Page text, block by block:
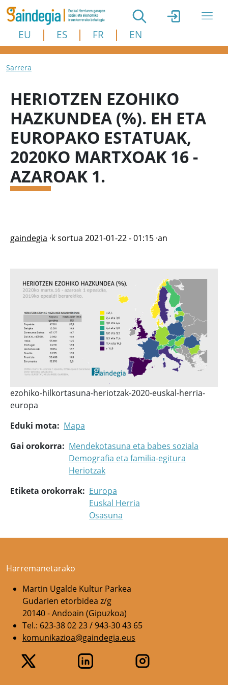
Skip to main content
EU ES FR EN
Breadcrumb
Sarrera
HERIOTZEN EZOHIKO
HAZKUNDEA (%). EH ETA
EUROPAKO ESTATUAK,
2020KO MARTXOAK 16 -
AZAROAK 1.
gaindegia ·k sortua 2021-01-22 - 01:15 ·an
ezohiko-hilkortasuna-heriotzak-2020-euskal-herria-
europa
Eduki mota
Mapa
Gai orokorra
Mendekotasuna eta babes soziala
Demografia eta familia-egitura
Heriotzak
Etiketa orokorrak
Europa
Euskal Herria
Osasuna
Harremanetarako
Martin Ugalde Kultur Parkea
Gudarien etorbidea z/g
20140 - Andoain (Gipuzkoa)
Tel.: 623-38 02 23 / 943-30 43 65
komunikazioa@gaindegia.eus